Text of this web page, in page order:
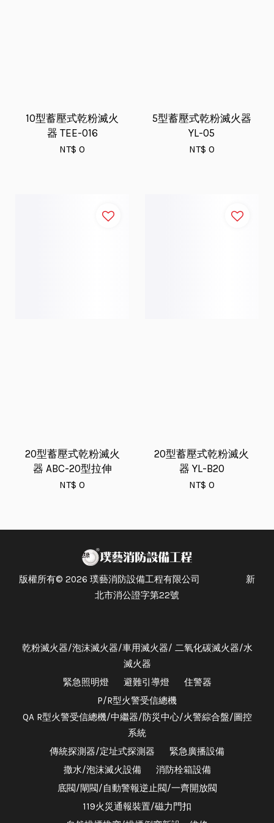
10型蓄壓式乾粉滅火
器 TEE-016
NT$ 0
5型蓄壓式乾粉滅火器
YL-05
NT$ 0
20型蓄壓式乾粉滅火
器 ABC-20型拉伸
NT$ 0
20型蓄壓式乾粉滅火
器 YL-B20
NT$ 0
版權所有© 2026 璞藝消防設備工程有限公司 新
北市消公證字第22號
乾粉滅火器/泡沫滅火器/車用滅火器/ 二氧化碳滅火器/水
滅火器
緊急照明燈
避難引導燈
住警器
P/R型火警受信總機
QA R型火警受信總機/中繼器/防災中心/火警綜合盤/圖控
系統
傳統探測器/定址式探測器
緊急廣播設備
撒水/泡沫滅火設備
消防栓箱設備
底閥/閘閥/自動警報逆止閥/一齊開放閥
119火災通報裝置/磁力門扣